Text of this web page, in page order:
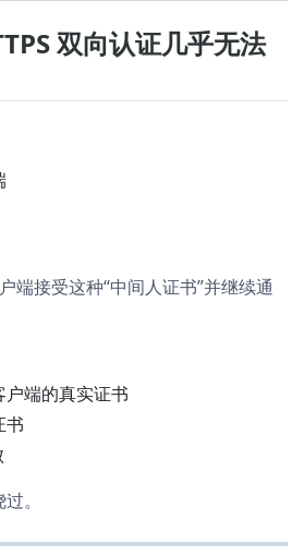
双向认证几乎无法
端接受这种“中间人证书”并继续通
端的真实证书
书
。